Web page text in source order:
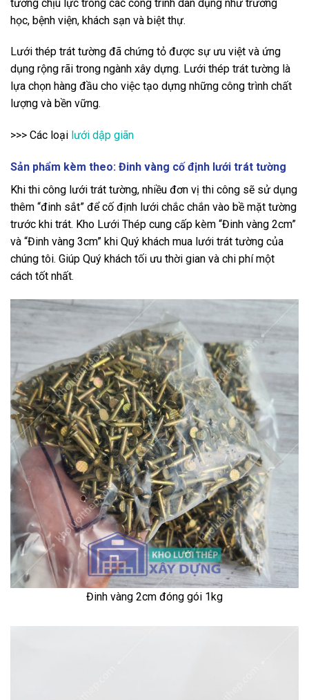
tường chịu lực trong các công trình dân dụng như trường
học, bệnh viện, khách sạn và biệt thự.
Lưới thép trát tường đã chứng tỏ được sự ưu việt và ứng
dụng rộng rãi trong ngành xây dựng. Lưới thép trát tường là
lựa chọn hàng đầu cho việc tạo dựng những công trình chất
lượng và bền vững.
>>> Các loại lưới dập giãn
Sản phẩm kèm theo: Đinh vàng cố định lưới trát tường
Khi thi công lưới trát tường, nhiều đơn vị thi công sẽ sử dụng
thêm “đinh sắt” để cố định lưới chắc chắn vào bề mặt tường
trước khi trát. Kho Lưới Thép cung cấp kèm “Đinh vàng 2cm”
và “Đinh vàng 3cm” khi Quý khách mua lưới trát tường của
chúng tôi. Giúp Quý khách tối ưu thời gian và chi phí một
cách tốt nhất.
Đinh vàng 2cm đóng gói 1kg